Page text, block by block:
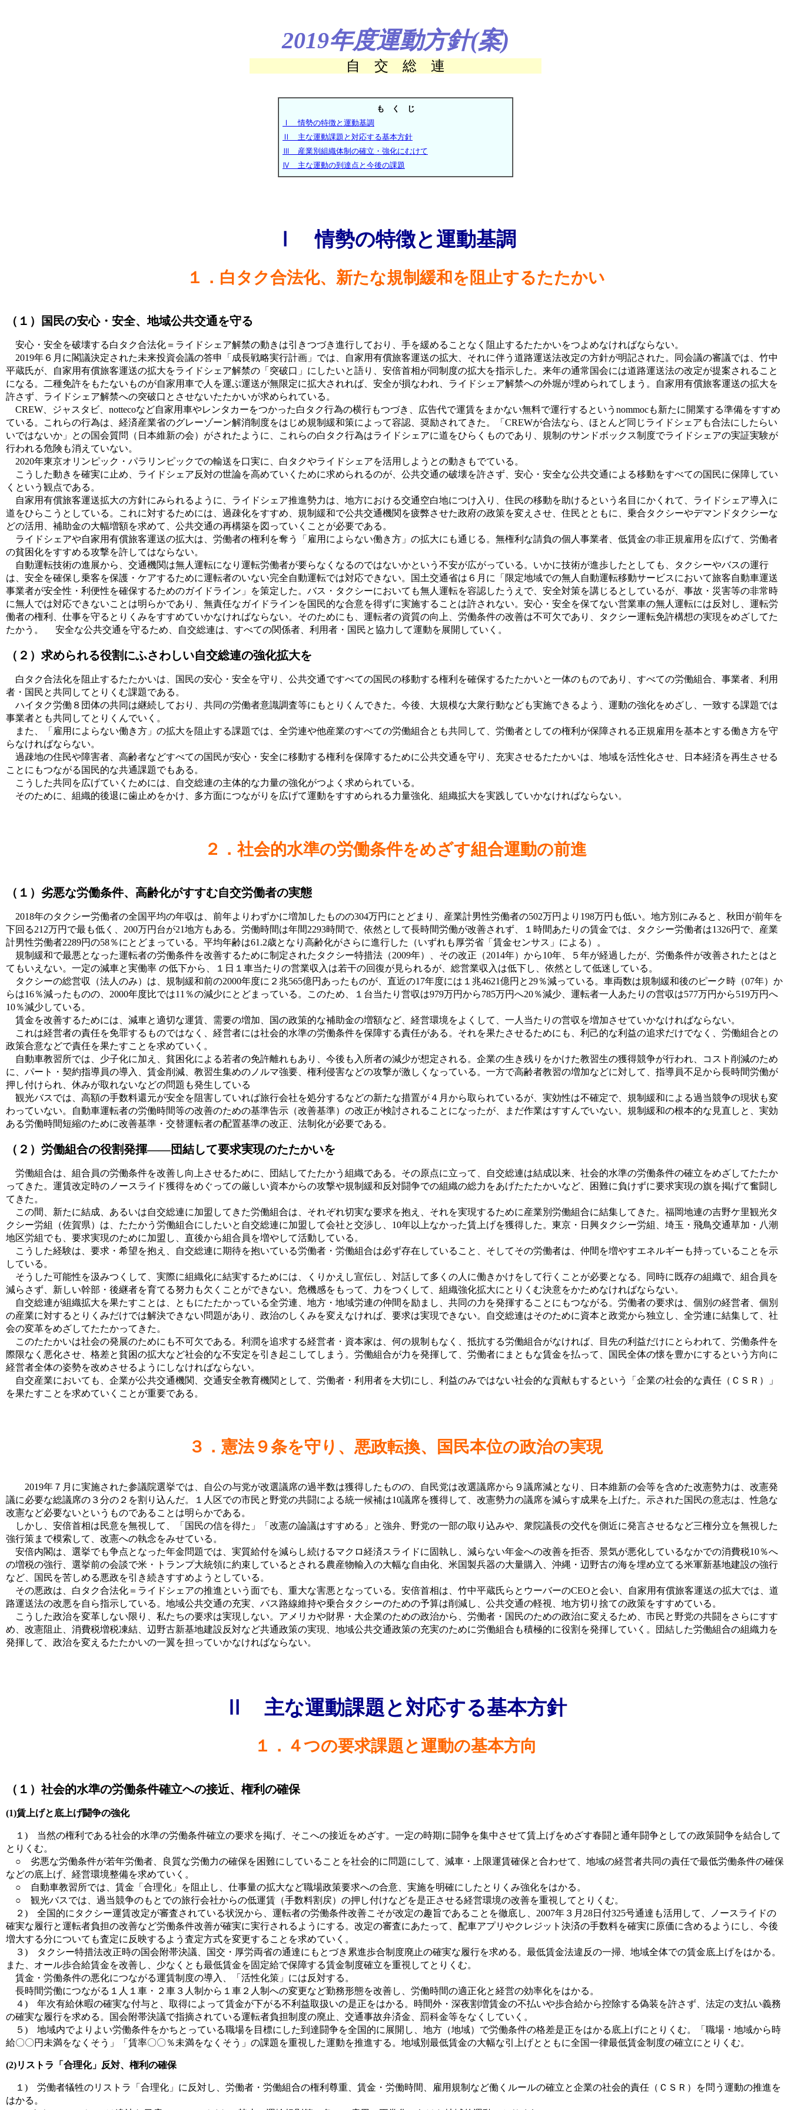
2019年度運動方針(案)
自 交 総 連
も く じ
Ⅰ 情勢の特徴と運動基調
Ⅱ 主な運動課題と対応する基本方針
Ⅲ 産業別組織体制の確立・強化にむけて
Ⅳ 主な運動の到達点と今後の課題
Ⅰ 情勢の特徴と運動基調
１．白タク合法化、新たな規制緩和を阻止するたたかい
（１）国民の安心・安全、地域公共交通を守る
安心・安全を破壊する白タク合法化＝ライドシェア解禁の動きは引きつづき進行しており、手を緩めることなく阻止するたたかいをつよめなければならない。
2019年６月に閣議決定された未来投資会議の答申「成長戦略実行計画」では、自家用有償旅客運送の拡大、それに伴う道路運送法改定の方針が明記された。同会議の審議では、竹中
平蔵氏が、自家用有償旅客運送の拡大をライドシェア解禁の「突破口」にしたいと語り、安倍首相が同制度の拡大を指示した。来年の通常国会には道路運送法の改定が提案されること
になる。二種免許をもたないものが自家用車で人を運ぶ運送が無限定に拡大されれば、安全が損なわれ、ライドシェア解禁への外堀が埋められてしまう。自家用有償旅客運送の拡大を
許さず、ライドシェア解禁への突破口とさせないたたかいが求められている。
CREW、ジャスタビ、nottecoなど自家用車やレンタカーをつかった白タク行為の横行もつづき、広告代で運賃をまかない無料で運行するというnommocも新たに開業する準備をすすめ
ている。これらの行為は、経済産業省のグレーゾーン解消制度をはじめ規制緩和策によって容認、奨励されてきた。「CREWが合法なら、ほとんど同じライドシェアも合法にしたらい
いではないか」との国会質問（日本維新の会）がされたように、これらの白タク行為はライドシェアに道をひらくものであり、規制のサンドボックス制度でライドシェアの実証実験が
行われる危険も消えていない。
2020年東京オリンピック・パラリンピックでの輸送を口実に、白タクやライドシェアを活用しようとの動きもでている。
こうした動きを確実に止め、ライドシェア反対の世論を高めていくために求められるのが、公共交通の破壊を許さず、安心・安全な公共交通による移動をすべての国民に保障してい
くという観点である。
自家用有償旅客運送拡大の方針にみられるように、ライドシェア推進勢力は、地方における交通空白地につけ入り、住民の移動を助けるという名目にかくれて、ライドシェア導入に
道をひらこうとしている。これに対するためには、過疎化をすすめ、規制緩和で公共交通機関を疲弊させた政府の政策を変えさせ、住民とともに、乗合タクシーやデマンドタクシーな
どの活用、補助金の大幅増額を求めて、公共交通の再構築を図っていくことが必要である。
ライドシェアや自家用有償旅客運送の拡大は、労働者の権利を奪う「雇用によらない働き方」の拡大にも通じる。無権利な請負の個人事業者、低賃金の非正規雇用を広げて、労働者
の貧困化をすすめる攻撃を許してはならない。
自動運転技術の進展から、交通機関は無人運転になり運転労働者が要らなくなるのではないかという不安が広がっている。いかに技術が進歩したとしても、タクシーやバスの運行
は、安全を確保し乗客を保護・ケアするために運転者のいない完全自動運転では対応できない。国土交通省は６月に「限定地域での無人自動運転移動サービスにおいて旅客自動車運送
事業者が安全性・利便性を確保するためのガイドライン」を策定した。バス・タクシーにおいても無人運転を容認したうえで、安全対策を講じるとしているが、事故・災害等の非常時
に無人では対応できないことは明らかであり、無責任なガイドラインを国民的な合意を得ずに実施することは許されない。安心・安全を保てない営業車の無人運転には反対し、運転労
働者の権利、仕事を守るとりくみをすすめていかなければならない。そのためにも、運転者の資質の向上、労働条件の改善は不可欠であり、タクシー運転免許構想の実現をめざしてた
たかう。 安全な公共交通を守るため、自交総連は、すべての関係者、利用者・国民と協力して運動を展開していく。
（２）求められる役割にふさわしい自交総連の強化拡大を
白タク合法化を阻止するたたかいは、国民の安心・安全を守り、公共交通ですべての国民の移動する権利を確保するたたかいと一体のものであり、すべての労働組合、事業者、利用
者・国民と共同してとりくむ課題である。
ハイタク労働８団体の共同は継続しており、共同の労働者意識調査等にもとりくんできた。今後、大規模な大衆行動なども実施できるよう、運動の強化をめざし、一致する課題では
事業者とも共同してとりくんでいく。
また、「雇用によらない働き方」の拡大を阻止する課題では、全労連や他産業のすべての労働組合とも共同して、労働者としての権利が保障される正規雇用を基本とする働き方を守
らなければならない。
過疎地の住民や障害者、高齢者などすべての国民が安心・安全に移動する権利を保障するために公共交通を守り、充実させるたたかいは、地域を活性化させ、日本経済を再生させる
ことにもつながる国民的な共通課題でもある。
こうした共同を広げていくためには、自交総連の主体的な力量の強化がつよく求められている。
そのために、組織的後退に歯止めをかけ、多方面につながりを広げて運動をすすめられる力量強化、組織拡大を実践していかなければならない。
２．社会的水準の労働条件をめざす組合運動の前進
（１）劣悪な労働条件、高齢化がすすむ自交労働者の実態
2018年のタクシー労働者の全国平均の年収は、前年よりわずかに増加したものの304万円にとどまり、産業計男性労働者の502万円より198万円も低い。地方別にみると、秋田が前年を
下回る212万円で最も低く、200万円台が21地方もある。労働時間は年間2293時間で、依然として長時間労働が改善されず、１時間あたりの賃金では、タクシー労働者は1326円で、産業
計男性労働者2289円の58％にとどまっている。平均年齢は61.2歳となり高齢化がさらに進行した（いずれも厚労省「賃金センサス」による）。
規制緩和で最悪となった運転者の労働条件を改善するために制定されたタクシー特措法（2009年）、その改正（2014年）から10年、５年が経過したが、労働条件が改善されたとはと
てもいえない。一定の減車と実働率 の低下から、１日１車当たりの営業収入は若干の回復が見られるが、総営業収入は低下し、依然として低迷している。
タクシーの総営収（法人のみ）は、規制緩和前の2000年度に２兆565億円あったものが、直近の17年度には１兆4621億円と29％減っている。車両数は規制緩和後のピーク時（07年）か
らは16％減ったものの、2000年度比では11％の減少にとどまっている。このため、１台当たり営収は979万円から785万円へ20％減少、運転者一人あたりの営収は577万円から519万円へ
10％減少している。
賃金を改善するためには、減車と適切な運賃、需要の増加、国の政策的な補助金の増額など、経営環境をよくして、一人当たりの営収を増加させていかなければならない。
これは経営者の責任を免罪するものではなく、経営者には社会的水準の労働条件を保障する責任がある。それを果たさせるためにも、利己的な利益の追求だけでなく、労働組合との
政策合意などで責任を果たすことを求めていく。
自動車教習所では、少子化に加え、貧困化による若者の免許離れもあり、今後も入所者の減少が想定される。企業の生き残りをかけた教習生の獲得競争が行われ、コスト削減のため
に、パート・契約指導員の導入、賃金削減、教習生集めのノルマ強要、権利侵害などの攻撃が激しくなっている。一方で高齢者教習の増加などに対して、指導員不足から長時間労働が
押し付けられ、休みが取れないなどの問題も発生している
観光バスでは、高額の手数料還元が安全を阻害していれば旅行会社を処分するなどの新たな措置が４月から取られているが、実効性は不確定で、規制緩和による過当競争の現状も変
わっていない。自動車運転者の労働時間等の改善のための基準告示（改善基準）の改正が検討されることになったが、まだ作業はすすんでいない。規制緩和の根本的な見直しと、実効
ある労働時間短縮のために改善基準・交替運転者の配置基準の改正、法制化が必要である。
（２）労働組合の役割発揮――団結して要求実現のたたかいを
労働組合は、組合員の労働条件を改善し向上させるために、団結してたたかう組織である。その原点に立って、自交総連は結成以来、社会的水準の労働条件の確立をめざしてたたか
ってきた。運賃改定時のノースライド獲得をめぐっての厳しい資本からの攻撃や規制緩和反対闘争での組織の総力をあげたたたかいなど、困難に負けずに要求実現の旗を掲げて奮闘し
てきた。
この間、新たに結成、あるいは自交総連に加盟してきた労働組合は、それぞれ切実な要求を抱え、それを実現するために産業別労働組合に結集してきた。福岡地連の吉野ケ里観光タ
クシー労組（佐賀県）は、たたかう労働組合にしたいと自交総連に加盟して会社と交渉し、10年以上なかった賃上げを獲得した。東京・日興タクシー労組、埼玉・飛鳥交通草加・八潮
地区労組でも、要求実現のために加盟し、直後から組合員を増やして活動している。
こうした経験は、要求・希望を抱え、自交総連に期待を抱いている労働者・労働組合は必ず存在していること、そしてその労働者は、仲間を増やすエネルギーも持っていることを示
している。
そうした可能性を汲みつくして、実際に組織化に結実するためには、くりかえし宣伝し、対話して多くの人に働きかけをして行くことが必要となる。同時に既存の組織で、組合員を
減らさず、新しい幹部・後継者を育てる努力も欠くことができない。危機感をもって、力をつくして、組織強化拡大にとりくむ決意をかためなければならない。
自交総連が組織拡大を果たすことは、ともにたたかっている全労連、地方・地域労連の仲間を励まし、共同の力を発揮することにもつながる。労働者の要求は、個別の経営者、個別
の産業に対するとりくみだけでは解決できない問題があり、政治のしくみを変えなければ、要求は実現できない。自交総連はそのために資本と政党から独立し、全労連に結集して、社
会の変革をめざしてたたかってきた。
このたたかいは社会の発展のためにも不可欠である。利潤を追求する経営者・資本家は、何の規制もなく、抵抗する労働組合がなければ、目先の利益だけにとらわれて、労働条件を
際限なく悪化させ、格差と貧困の拡大など社会的な不安定を引き起こしてしまう。労働組合が力を発揮して、労働者にまともな賃金を払って、国民全体の懐を豊かにするという方向に
経営者全体の姿勢を改めさせるようにしなければならない。
自交産業においても、企業が公共交通機関、交通安全教育機関として、労働者・利用者を大切にし、利益のみではない社会的な貢献もするという「企業の社会的な責任（ＣＳＲ）」
を果たすことを求めていくことが重要である。
３．憲法９条を守り、悪政転換、国民本位の政治の実現
2019年７月に実施された参議院選挙では、自公の与党が改選議席の過半数は獲得したものの、自民党は改選議席から９議席減となり、日本維新の会等を含めた改憲勢力は、改憲発
議に必要な総議席の３分の２を割り込んだ。１人区での市民と野党の共闘による統一候補は10議席を獲得して、改憲勢力の議席を減らす成果を上げた。示された国民の意志は、性急な
改憲など必要ないというものであることは明らかである。
しかし、安倍首相は民意を無視して、「国民の信を得た」「改憲の論議はすすめる」と強弁、野党の一部の取り込みや、衆院議長の交代を側近に発言させるなど三権分立を無視した
強行策まで模索して、改憲への執念をみせている。
安倍内閣は、選挙でも争点となった年金問題では、実質給付を減らし続けるマクロ経済スライドに固執し、減らない年金への改善を拒否、景気が悪化しているなかでの消費税10％へ
の増税の強行、選挙前の会談で米・トランプ大統領に約束しているとされる農産物輸入の大幅な自由化、米国製兵器の大量購入、沖縄・辺野古の海を埋め立てる米軍新基地建設の強行
など、国民を苦しめる悪政を引き続きすすめようとしている。
その悪政は、白タク合法化＝ライドシェアの推進という面でも、重大な害悪となっている。安倍首相は、竹中平蔵氏らとウーバーのCEOと会い、自家用有償旅客運送の拡大では、道
路運送法の改悪を自ら指示している。地域公共交通の充実、バス路線維持や乗合タクシーのための予算は削減し、公共交通の軽視、地方切り捨ての政策をすすめている。
こうした政治を変革しない限り、私たちの要求は実現しない。アメリカや財界・大企業のための政治から、労働者・国民のための政治に変えるため、市民と野党の共闘をさらにすす
め、改憲阻止、消費税増税凍結、辺野古新基地建設反対など共通政策の実現、地域公共交通政策の充実のために労働組合も積極的に役割を発揮していく。団結した労働組合の組織力を
発揮して、政治を変えるたたかいの一翼を担っていかなければならない。
Ⅱ 主な運動課題と対応する基本方針
１．４つの要求課題と運動の基本方向
（１）社会的水準の労働条件確立への接近、権利の確保
(1)賃上げと底上げ闘争の強化
１) 当然の権利である社会的水準の労働条件確立の要求を掲げ、そこへの接近をめざす。一定の時期に闘争を集中させて賃上げをめざす春闘と通年闘争としての政策闘争を結合して
とりくむ。
○ 劣悪な労働条件が若年労働者、良質な労働力の確保を困難にしていることを社会的に問題にして、減車・上限運賃確保と合わせて、地域の経営者共同の責任で最低労働条件の確保
などの底上げ、経営環境整備を求めていく。
○ 自動車教習所では、賃金「合理化」を阻止し、仕事量の拡大など職場政策要求への合意、実施を明確にしたとりくみ強化をはかる。
○ 観光バスでは、過当競争のもとでの旅行会社からの低運賃（手数料割戻）の押し付けなどを是正させる経営環境の改善を重視してとりくむ。
２) 全国的にタクシー運賃改定が審査されている状況から、運転者の労働条件改善こそが改定の趣旨であることを徹底し、2007年３月28日付325号通達も活用して、ノースライドの
確実な履行と運転者負担の改善など労働条件改善が確実に実行されるようにする。改定の審査にあたって、配車アプリやクレジット決済の手数料を確実に原価に含めるようにし、今後
増大する分についても査定に反映するよう査定方式を変更することを求めていく。
３) タクシー特措法改正時の国会附帯決議、国交・厚労両省の通達にもとづき累進歩合制度廃止の確実な履行を求める。最低賃金法違反の一掃、地域全体での賃金底上げをはかる。
また、オール歩合給賃金を改善し、少なくとも最低賃金を固定給で保障する賃金制度確立を重視してとりくむ。
賃金・労働条件の悪化につながる運賃制度の導入、「活性化策」には反対する。
長時間労働につながる１人１車・２車３人制から１車２人制への変更など勤務形態を改善し、労働時間の適正化と経営の効率化をはかる。
４) 年次有給休暇の確実な付与と、取得によって賃金が下がる不利益取扱いの是正をはかる。時間外・深夜割増賃金の不払いや歩合給から控除する偽装を許さず、法定の支払い義務
の確実な履行を求める。国会附帯決議で指摘されている運転者負担制度の廃止、交通事故弁済金、罰科金等をなくしていく。
５) 地域内でよりよい労働条件をかちとっている職場を目標にした到達闘争を全国的に展開し、地方（地域）で労働条件の格差是正をはかる底上げにとりくむ。「職場・地域から時
給〇〇円未満をなくそう」「賃率〇〇％未満をなくそう」の課題を重視した運動を推進する。地域別最低賃金の大幅な引上げとともに全国一律最低賃金制度の確立にとりくむ。
(2)リストラ「合理化」反対、権利の確保
１) 労働者犠牲のリストラ「合理化」に反対し、労働者・労働組合の権利尊重、賃金・労働時間、雇用規制など働くルールの確立と企業の社会的責任（ＣＳＲ）を問う運動の推進を
はかる。